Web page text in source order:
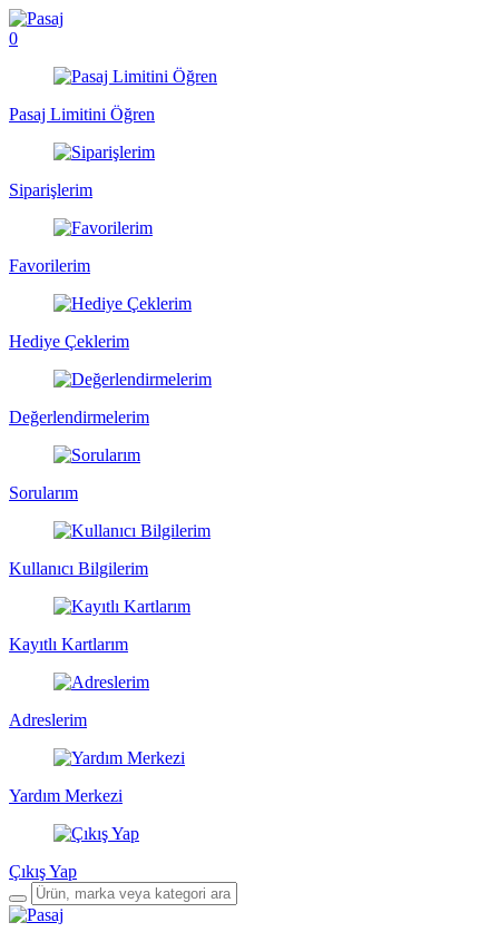
0
Pasaj Limitini Öğren
Siparişlerim
Favorilerim
Hediye Çeklerim
Değerlendirmelerim
Sorularım
Kullanıcı Bilgilerim
Kayıtlı Kartlarım
Adreslerim
Yardım Merkezi
Çıkış Yap